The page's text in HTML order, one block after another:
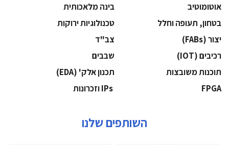
אוטומוטיב
בינה מלאכותית
בטחון, תעופה וחלל
‫טכנולוגיות ירוקות‬
‫יצור (‪(FABs‬‬
‫צב"ד‬
‫רכיבים‬ (IOT)
‫שבבים‬
‫תוכנות משובצות‬
‫תכנון אלק' (‪(EDA‬‬
‫‪FPGA‬‬
השותפים שלנו